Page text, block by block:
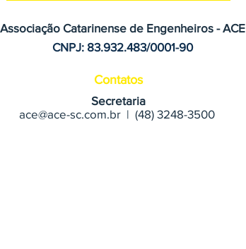
Contatos
Secretaria
ace@ace-sc.com.br | (48) 3248-3500
Associação Catarinense de Engenheiros - ACE
CNPJ: 83.932.483/0001-90